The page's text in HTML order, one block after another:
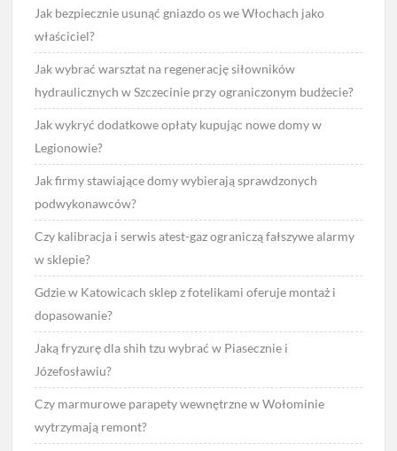
Jak bezpiecznie usunąć gniazdo os we Włochach jako
właściciel?
Jak wybrać warsztat na regenerację siłowników
hydraulicznych w Szczecinie przy ograniczonym budżecie?
Jak wykryć dodatkowe opłaty kupując nowe domy w
Legionowie?
Jak firmy stawiające domy wybierają sprawdzonych
podwykonawców?
Czy kalibracja i serwis atest-gaz ograniczą fałszywe alarmy
w sklepie?
Gdzie w Katowicach sklep z fotelikami oferuje montaż i
dopasowanie?
Jaką fryzurę dla shih tzu wybrać w Piasecznie i
Józefosławiu?
Czy marmurowe parapety wewnętrzne w Wołominie
wytrzymają remont?